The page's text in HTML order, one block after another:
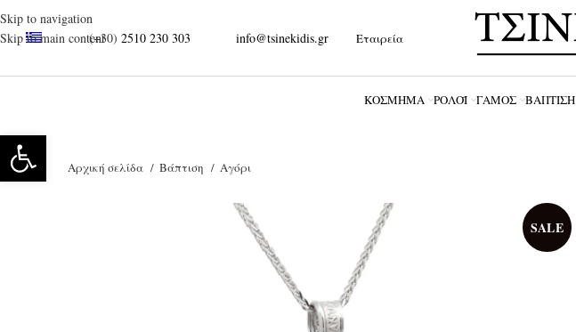
Skip to navigation
Skip to main content
(+30) 2510 230 303 info@tsinekidis.gr Εταιρεία
ΚΌΣΜΗΜΑ ΡΟΛΌΪ ΓΆΜΟΣ ΒΆΠΤΙΣΗ
Αρχική σελίδα Βάπτιση Αγόρι
SALE
Ανοίξτε τη γραμμή εργαλείων